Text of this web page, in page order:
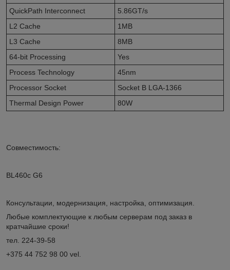
QuickPath Interconnect
5.86GT/s
L2 Cache
1MB
L3 Cache
8MB
64-bit Processing
Yes
Process Technology
45nm
Processor Socket
Socket B LGA-1366
Thermal Design Power
80W
Совместимость:
BL460c G6
Консультации, модернизация, настройка, оптимизация.
Любые комплектующие к любым серверам под заказ в
кратчайшие сроки!
тел. 224-39-58
+375 44 752 98 00 vel.